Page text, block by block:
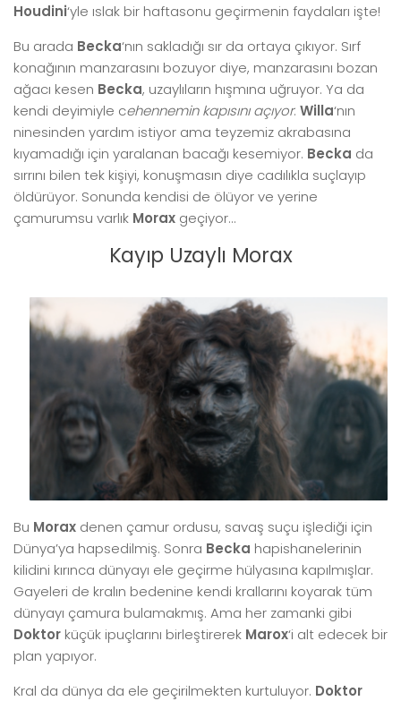
Houdini‘yle ıslak bir haftasonu geçirmenin faydaları işte!
Bu arada Becka‘nın sakladığı sır da ortaya çıkıyor. Sırf
konağının manzarasını bozuyor diye, manzarasını bozan
ağacı kesen Becka, uzaylıların hışmına uğruyor. Ya da
kendi deyimiyle cehennemin kapısını açıyor. Willa‘nın
ninesinden yardım istiyor ama teyzemiz akrabasına
kıyamadığı için yaralanan bacağı kesemiyor. Becka da
sırrını bilen tek kişiyi, konuşmasın diye cadılıkla suçlayıp
öldürüyor. Sonunda kendisi de ölüyor ve yerine
çamurumsu varlık Morax geçiyor…
Kayıp Uzaylı Morax
Bu Morax denen çamur ordusu, savaş suçu işlediği için
Dünya’ya hapsedilmiş. Sonra Becka hapishanelerinin
kilidini kırınca dünyayı ele geçirme hülyasına kapılmışlar.
Gayeleri de kralın bedenine kendi krallarını koyarak tüm
dünyayı çamura bulamakmış. Ama her zamanki gibi
Doktor küçük ipuçlarını birleştirerek Marox‘i alt edecek bir
plan yapıyor.
Kral da dünya da ele geçirilmekten kurtuluyor. Doktor